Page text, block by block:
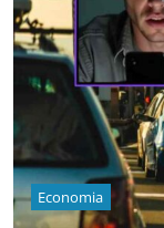
Economia